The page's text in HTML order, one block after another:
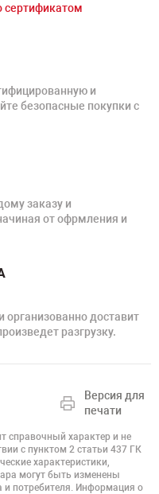
сертификатом
и
безопасные покупки с
заказу и
от офрмления и
организованно доставит
разгрузку.
Версия для
печати
справочный характер и не
с пунктом 2 статьи 437 ГК
характеристики,
могут быть изменены
и потребителя. Информация о